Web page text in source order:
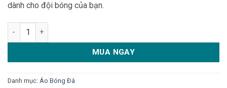
dành cho đội bóng của bạn.
Áo Bóng Đá HPL Màu Kem Ánh Vàng Đỏ Đô - Thiết Kế Độc
MUA NGAY
Danh mục: Áo Bóng Đá